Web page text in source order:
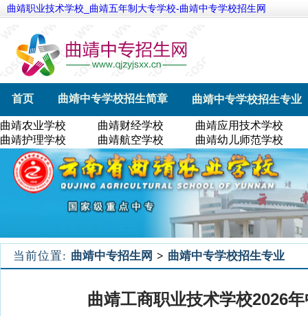
曲靖职业技术学校_曲靖五年制大专学校-曲靖中专学校招生网
首页 曲靖中专学校招生简章 曲靖中专学校招生专业
曲靖航空学校 曲靖幼儿师范学校 曲靖农业学校
曲靖农业学校 曲靖财经学校
曲靖应用技术学校
曲靖护理学校
曲靖航空学校 曲靖幼儿师范学校
当前位置: 曲靖中专招生网 > 曲靖中专学校招生专业
曲靖工商职业技术学校2026